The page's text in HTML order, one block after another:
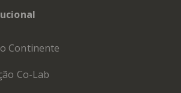
Continente
Co-Lab